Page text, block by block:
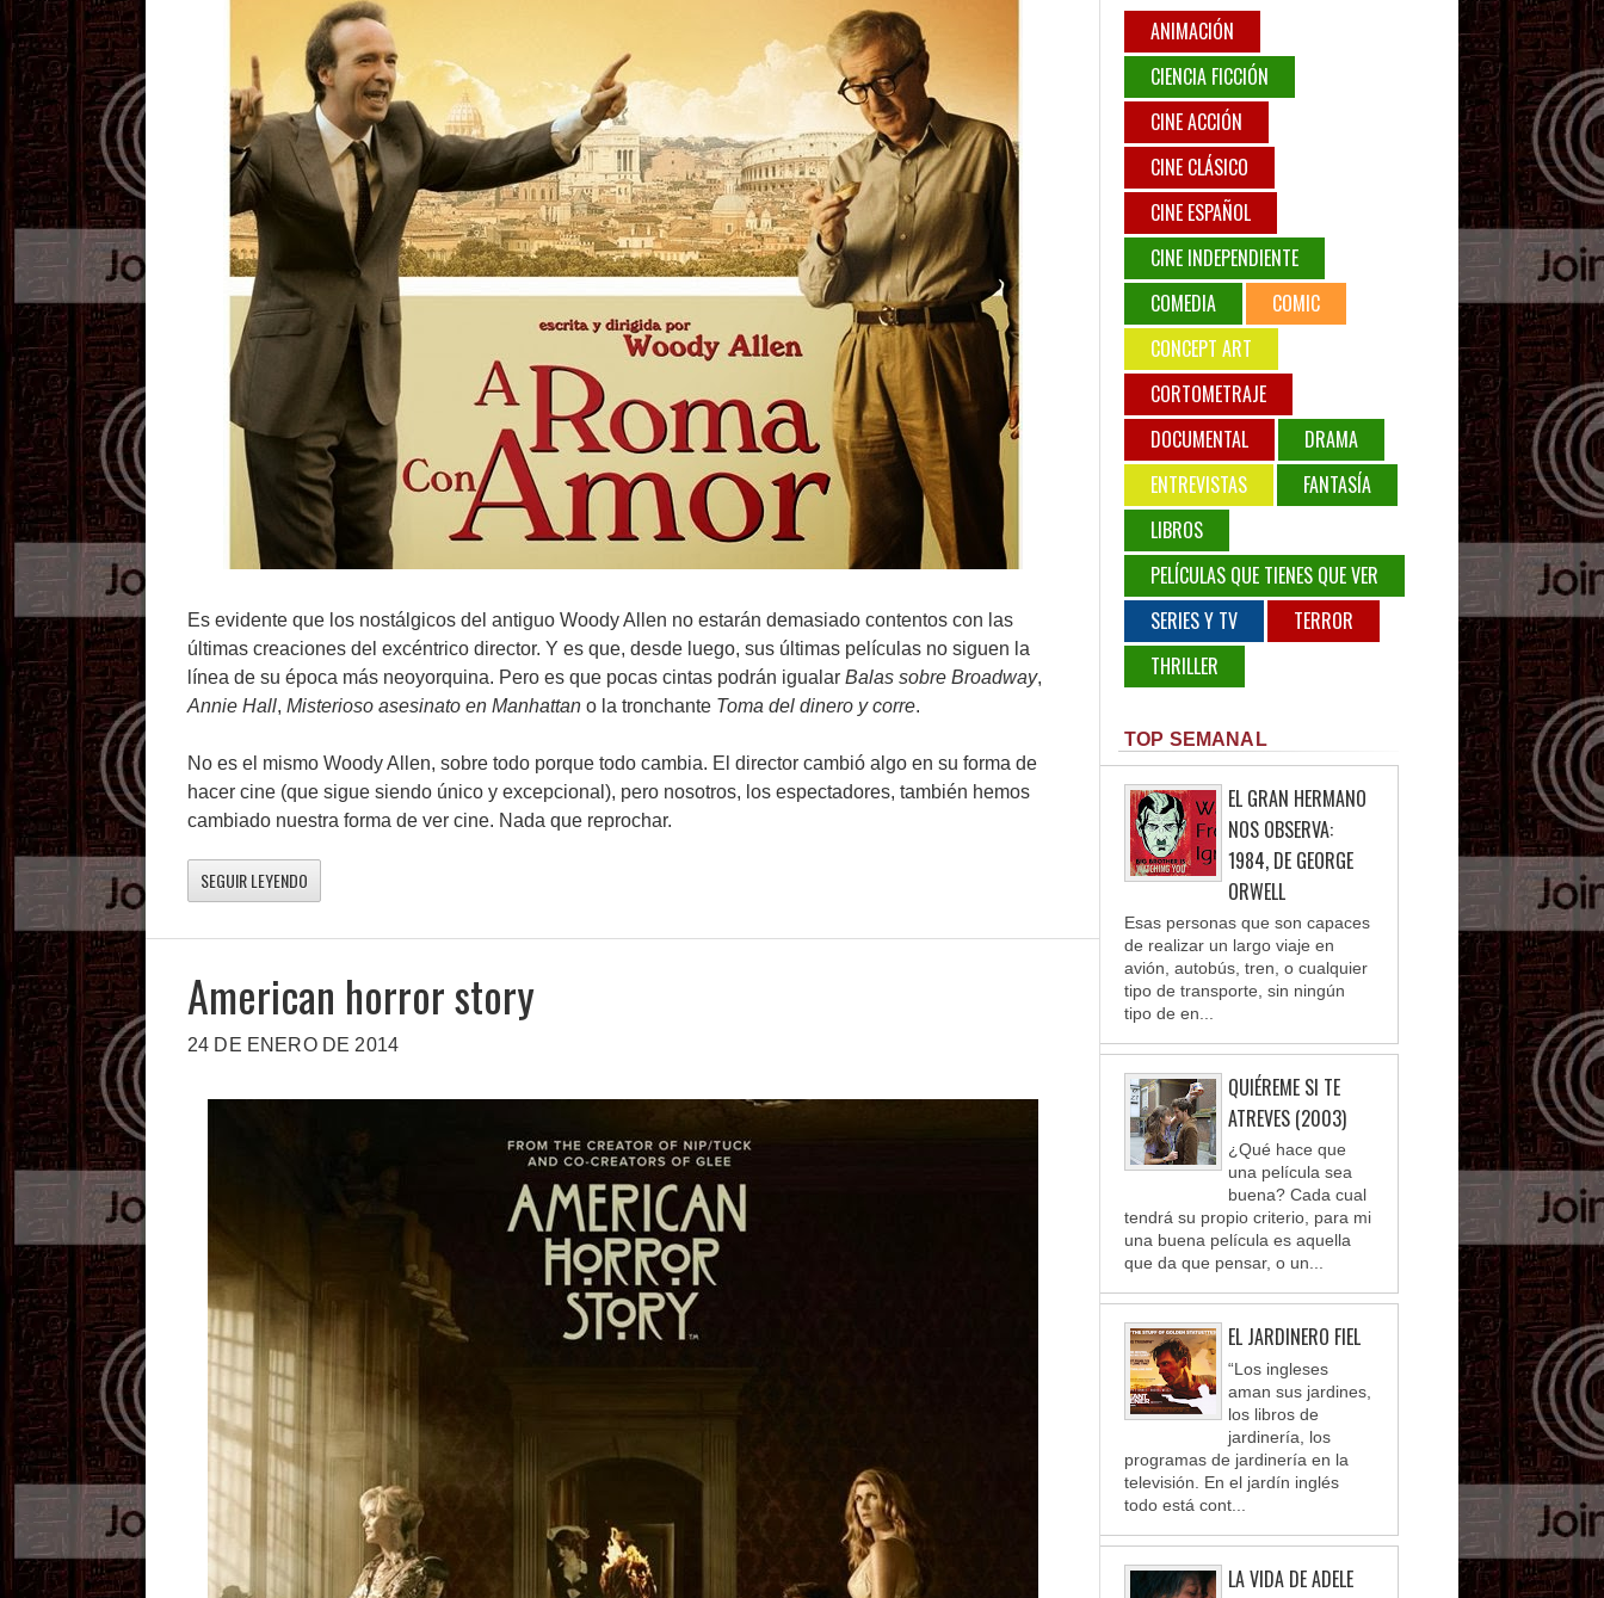
Es evidente que los nostálgicos del antiguo Woody Allen no estarán demasiado contentos con las
últimas creaciones del excéntrico director. Y es que, desde luego, sus últimas películas no siguen la
línea de su época más neoyorquina. Pero es que pocas cintas podrán igualar Balas sobre Broadway,
Annie Hall, Misterioso asesinato en Manhattan o la tronchante Toma del dinero y corre.
No es el mismo Woody Allen, sobre todo porque todo cambia. El director cambió algo en su forma de
hacer cine (que sigue siendo único y excepcional), pero nosotros, los espectadores, también hemos
cambiado nuestra forma de ver cine. Nada que reprochar.
SEGUIR LEYENDO
American horror story
24 DE ENERO DE 2014
ANIMACIÓN
CIENCIA FICCIÓN
CINE ACCIÓN
CINE CLÁSICO
CINE ESPAÑOL
CINE INDEPENDIENTE
COMEDIA
COMIC
CONCEPT ART
CORTOMETRAJE
DOCUMENTAL
DRAMA
ENTREVISTAS
FANTASÍA
LIBROS
PELÍCULAS QUE TIENES QUE VER
SERIES Y TV
TERROR
THRILLER
TOP SEMANAL
EL GRAN HERMANO
NOS OBSERVA:
1984, DE GEORGE
ORWELL
Esas personas que son capaces
de realizar un largo viaje en
avión, autobús, tren, o cualquier
tipo de transporte, sin ningún
tipo de en...
QUIÉREME SI TE
ATREVES (2003)
¿Qué hace que
una película sea
buena? Cada cual
tendrá su propio criterio, para mi
una buena película es aquella
que da que pensar, o un...
EL JARDINERO FIEL
“Los ingleses
aman sus jardines,
los libros de
jardinería, los
programas de jardinería en la
televisión. En el jardín inglés
todo está cont...
LA VIDA DE ADELE